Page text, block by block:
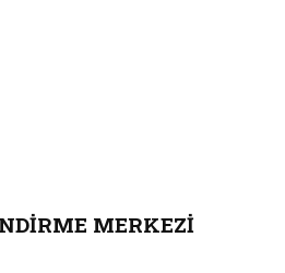
MERKEZI